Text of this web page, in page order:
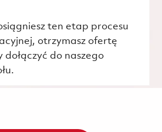
ten etap procesu
otrzymasz ofertę
do naszego